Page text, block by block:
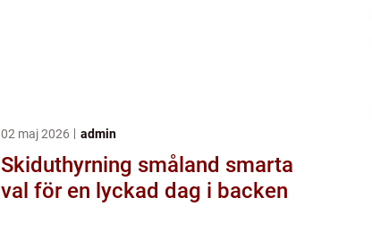
02 maj 2026 admin
Skiduthyrning småland smarta
val för en lyckad dag i backen